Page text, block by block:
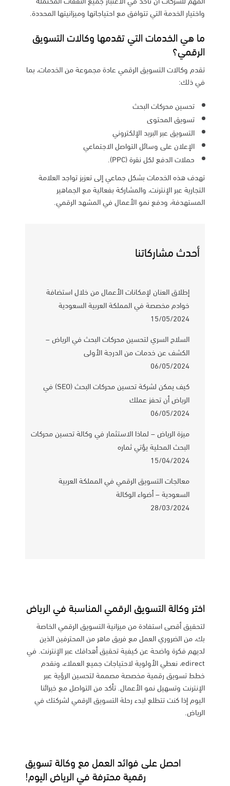
واختيار الخدمة التي تتوافق مع احتياجاتها وميزانيتها المحددة.
ما هي الخدمات التي تقدمها وكالات التسويق
الرقمي؟
تقدم وكالات التسويق الرقمي عادة مجموعة من الخدمات، بما
في ذلك:
تحسين محركات البحث
تسويق المحتوى
التسويق عبر البريد الإلكتروني
الإعلان على وسائل التواصل الاجتماعي
حملات الدفع لكل نقرة (PPC).
تهدف هذه الخدمات بشكل جماعي إلى تعزيز تواجد العلامة
التجارية عبر الإنترنت، والمشاركة بفعالية مع الجماهير
المستهدفة، ودفع نمو الأعمال في المشهد الرقمي.
أحدث مشاركاتنا
إطلاق العنان لإمكانات الأعمال من خلال استضافة
خوادم مخصصة في المملكة العربية السعودية
15/05/2024
السلاح السري لتحسين محركات البحث في الرياض –
الكشف عن خدمات من الدرجة الأولى
06/05/2024
كيف يمكن لشركة تحسين محركات البحث (SEO) في
الرياض أن تحفز عملك
06/05/2024
ميزة الرياض – لماذا الاستثمار في وكالة تحسين محركات
البحث المحلية يؤتي ثماره
15/04/2024
معالجات التسويق الرقمي في المملكة العربية
السعودية – أضواء الوكالة
28/03/2024
اختر وكالة التسويق الرقمي المناسبة في الرياض
لتحقيق أقصى استفادة من ميزانية التسويق الرقمي الخاصة
بك، من الضروري العمل مع فريق ماهر من المحترفين الذين
لديهم فكرة واضحة عن كيفية تحقيق أهدافك عبر الإنترنت. في
edirect، نعطي الأولوية لاحتياجات جميع العملاء، ونقدم
خطط تسويق رقمية مخصصة مصممة لتحسين الرؤية عبر
الإنترنت وتسهيل نمو الأعمال. تأكد من التواصل مع خبرائنا
اليوم إذا كنت تتطلع لبدء رحلة التسويق الرقمي لشركتك في
الرياض.
احصل على فوائد العمل مع وكالة تسويق
رقمية محترفة في الرياض اليوم!